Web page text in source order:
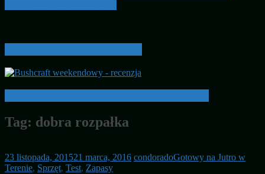
Tag: dobra rozpałka
23 listopada, 201521 marca, 2016 condoradoGotowy na Jutro w
Terenie, Sprzęt, Test, Zapasy